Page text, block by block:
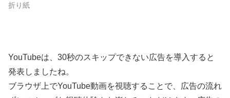
折り紙
YouTubeは、30秒のスキップできない広告を導入すると
発表しましたね。
ブラウザ上でYouTube動画を視聴することで、広告の流れ